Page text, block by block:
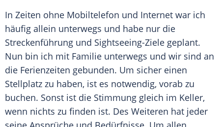
In Zeiten ohne Mobiltelefon und Internet war ich
häufig allein unterwegs und habe nur die
Streckenführung und Sightseeing-Ziele geplant.
Nun bin ich mit Familie unterwegs und wir sind an
die Ferienzeiten gebunden. Um sicher einen
Stellplatz zu haben, ist es notwendig, vorab zu
buchen. Sonst ist die Stimmung gleich im Keller,
wenn nichts zu finden ist. Des Weiteren hat jeder